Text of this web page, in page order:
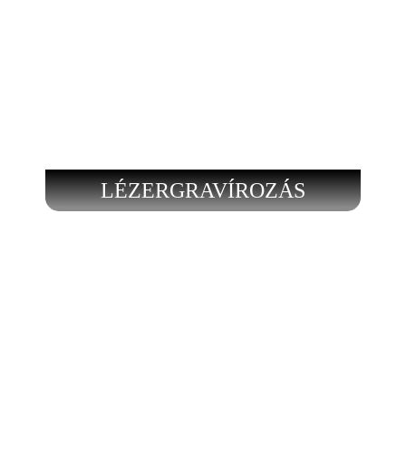
LÉZERGRAVÍROZÁS